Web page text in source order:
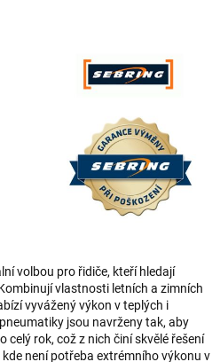
volbou pro řidiče, kteří hledají
vlastnosti letních a zimních
vyvážený výkon v teplých i
jsou navrženy tak, aby
celý rok, což z nich činí skvělé řešení
není potřeba extrémního výkonu v